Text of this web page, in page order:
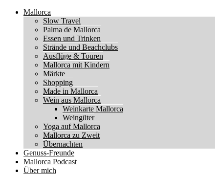
Mallorca
Slow Travel
Palma de Mallorca
Essen und Trinken
Strände und Beachclubs
Ausflüge & Touren
Mallorca mit Kindern
Märkte
Shopping
Made in Mallorca
Wein aus Mallorca
Weinkarte Mallorca
Weingüter
Yoga auf Mallorca
Mallorca zu Zweit
Übernachten
Genuss-Freunde
Mallorca Podcast
Über mich